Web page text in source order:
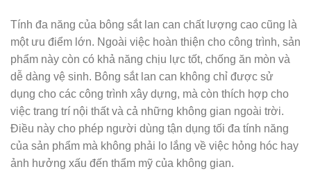
Tính đa năng của bông sắt lan can chất lượng cao cũng là
một ưu điểm lớn. Ngoài việc hoàn thiện cho công trình, sản
phẩm này còn có khả năng chịu lực tốt, chống ăn mòn và
dễ dàng vệ sinh. Bông sắt lan can không chỉ được sử
dụng cho các công trình xây dựng, mà còn thích hợp cho
việc trang trí nội thất và cả những không gian ngoài trời.
Điều này cho phép người dùng tận dụng tối đa tính năng
của sản phẩm mà không phải lo lắng về việc hỏng hóc hay
ảnh hưởng xấu đến thẩm mỹ của không gian.